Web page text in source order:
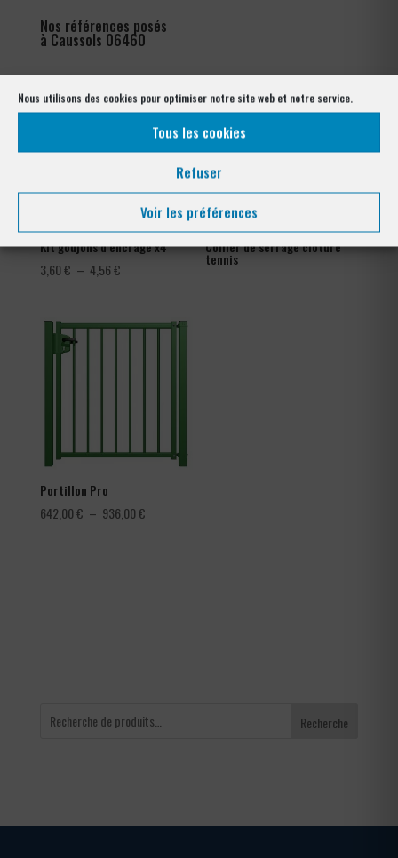
Nous utilisons des cookies pour optimiser notre site web et notre service.
Tous les cookies
Refuser
Voir les préférences
Nos références posés
à Caussols 06460
Kit goujons d’encrage x4
3,60€ – 4,56€Plage
3,60 €
Collier de serrage clôture
tennis
Portillon Pro
642,00€ – 936,00€Plage
Recherche